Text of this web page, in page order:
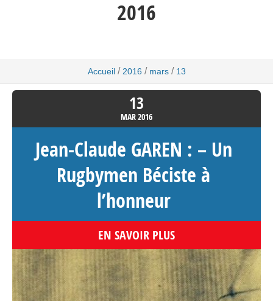
2016
Accueil / 2016 / mars / 13
13
MAR2016
Jean-Claude GAREN : – Un
Rugbymen Béciste à
l’honneur
EN SAVOIR PLUS